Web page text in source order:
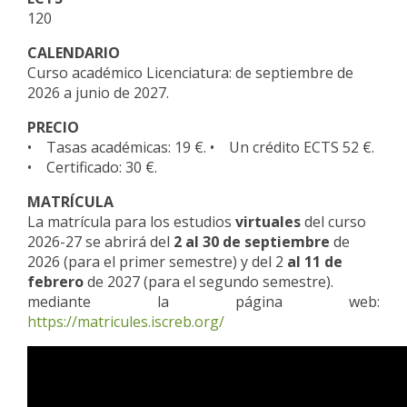
120
CALENDARIO
Curso académico Licenciatura: de septiembre de
2026 a junio de 2027.
PRECIO
• Tasas académicas: 19 €. • Un crédito ECTS 52 €.
• Certificado: 30 €.
MATRÍCULA
La matrícula para los estudios virtualesdel curso
2026-27 se abrirá del 2 al 30 de septiembre de
2026 (para el primer semestre) y del 2 al 11 de
febrerode 2027 (para el segundo semestre).
mediante la página web:
https://matricules.iscreb.org/